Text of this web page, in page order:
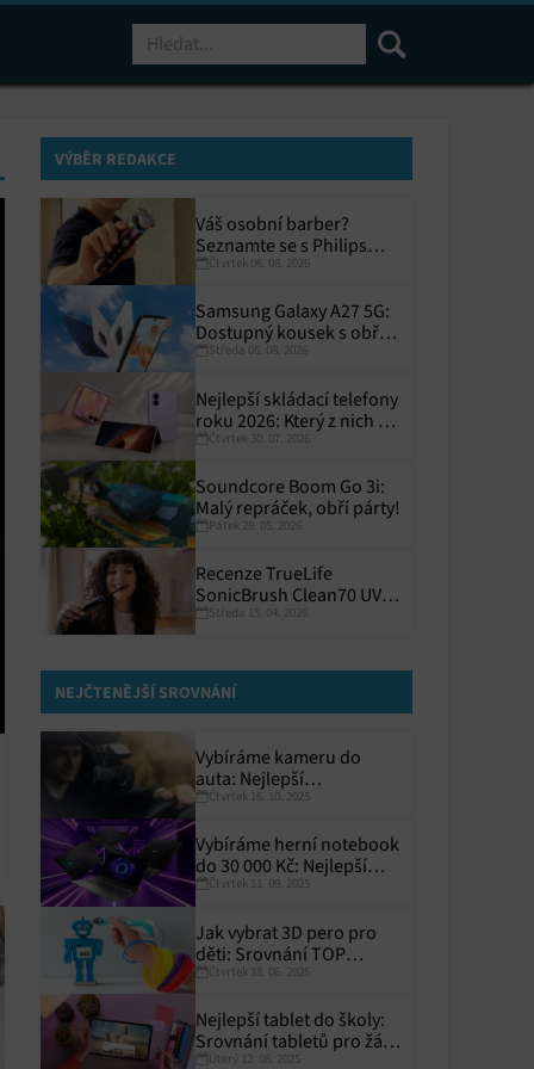
VÝBĚR REDAKCE
Váš osobní barber?
Seznamte se s Philips
i9000 Prestige Ultra
Čtvrtek 06. 08. 2026
Samsung Galaxy A27 5G:
Dostupný kousek s obřím
displejem
Středa 05. 08. 2026
Nejlepší skládací telefony
roku 2026: Který z nich si
zaslouží místo ve vaší
Čtvrtek 30. 07. 2026
Soundcore Boom Go 3i:
Malý repráček, obří párty!
Pátek 29. 05. 2026
Recenze TrueLife
SonicBrush Clean70 UV:
Precizní a hygienický
Středa 15. 04. 2026
NEJČTENĚJŠÍ SROVNÁNÍ
Vybíráme kameru do
auta: Nejlepší
autokamery roku 2025
Čtvrtek 16. 10. 2025
Vybíráme herní notebook
do 30 000 Kč: Nejlepší
modely pro rok 2025
Čtvrtek 11. 09. 2025
Jak vybrat 3D pero pro
děti: Srovnání TOP
modelů
Čtvrtek 18. 06. 2026
Nejlepší tablet do školy:
Srovnání tabletů pro žáky
a studenty
Úterý 12. 08. 2025